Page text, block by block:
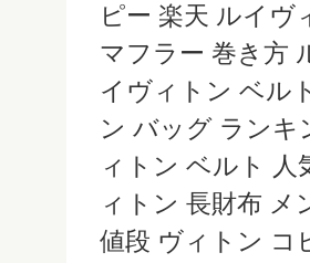
ピー 楽天 ルイヴ
マフラー 巻き方
イヴィトン ベル
ン バッグ ラン
ィトン ベルト
ィトン 長財布
値段 ヴィトン コ